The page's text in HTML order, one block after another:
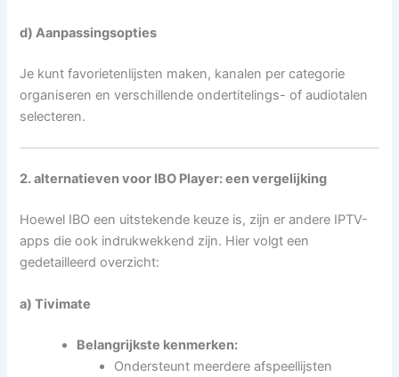
d) Aanpassingsopties
Je kunt favorietenlijsten maken, kanalen per categorie
organiseren en verschillende ondertitelings- of audiotalen
selecteren.
2. alternatieven voor IBO Player: een vergelijking
Hoewel IBO een uitstekende keuze is, zijn er andere IPTV-
apps die ook indrukwekkend zijn. Hier volgt een
gedetailleerd overzicht:
a) Tivimate
Belangrijkste kenmerken:
Ondersteunt meerdere afspeellijsten